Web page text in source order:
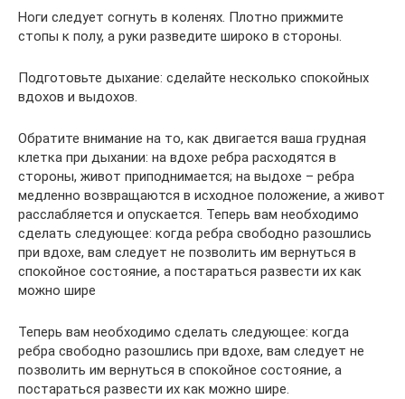
Ноги следует согнуть в коленях. Плотно прижмите
стопы к полу, а руки разведите широко в стороны.
Подготовьте дыхание: сделайте несколько спокойных
вдохов и выдохов.
Обратите внимание на то, как двигается ваша грудная
клетка при дыхании: на вдохе ребра расходятся в
стороны, живот приподнимается; на выдохе – ребра
медленно возвращаются в исходное положение, а живот
расслабляется и опускается. Теперь вам необходимо
сделать следующее: когда ребра свободно разошлись
при вдохе, вам следует не позволить им вернуться в
спокойное состояние, а постараться развести их как
можно шире
Теперь вам необходимо сделать следующее: когда
ребра свободно разошлись при вдохе, вам следует не
позволить им вернуться в спокойное состояние, а
постараться развести их как можно шире.